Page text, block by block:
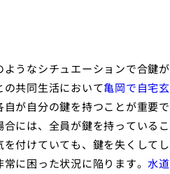
うなシチュエーションで合鍵が
共同生活において亀岡で自宅玄
が自分の鍵を持つことが重要で
には、全員が鍵を持っているこ
付けていても、鍵を失くしてし
に困った状況に陥ります。水道